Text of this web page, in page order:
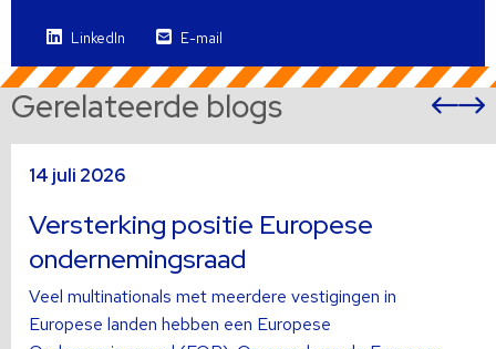
LinkedIn E-mail
Gerelateerde blogs
14 juli 2026
Versterking positie Europese
ondernemingsraad
Veel multinationals met meerdere vestigingen in
Europese landen hebben een Europese
meer